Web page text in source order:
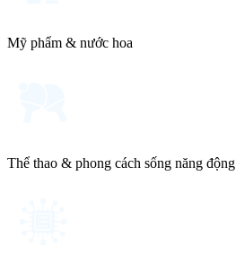
Mỹ phẩm & nước hoa
Thể thao & phong cách sống năng động